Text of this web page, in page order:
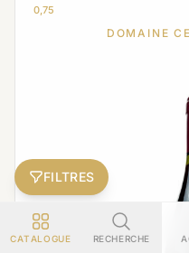
0,75
DOMAINE
FILTRES
CATALOGUE RECHERCHE